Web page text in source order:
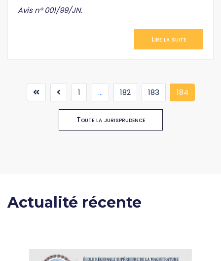
Avis n° 001/99/JN.
Lire la suite
1 ... 182 183 184(current)
Toute la jurisprudence
Actualité récente